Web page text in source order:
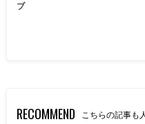
ブ
RECOMMEND こちらの記事も